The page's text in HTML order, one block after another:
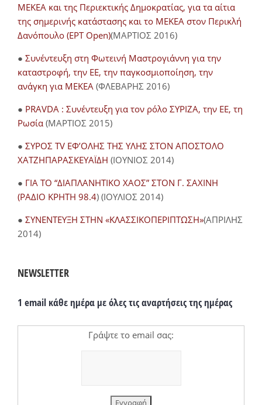
ΜΕΚΕΑ και της Περιεκτικής Δημοκρατίας, για τα αίτια
της σημερινής κατάστασης και το ΜΕΚΕΑ στον Περικλή
Δανόπουλο (ΕΡΤ Open)(ΜΑΡΤΙΟΣ 2016)
● Συνέντευξη στη Φωτεινή Μαστρογιάννη για την
καταστροφή, την ΕΕ, την παγκοσμιοποίηση, την
ανάγκη για ΜΕΚΕΑ (ΦΛΕΒΑΡΗΣ 2016)
● PRAVDA : Συνέντευξη για τον ρόλο ΣΥΡΙΖΑ, την ΕΕ, τη
Ρωσία (ΜΑΡΤΙΟΣ 2015)
● ΣΥΡΟΣ TV ΕΦ’ΟΛΗΣ ΤΗΣ ΥΛΗΣ ΣΤΟΝ ΑΠΟΣΤΟΛΟ
ΧΑΤΖΗΠΑΡΑΣΚΕΥΑΪΔΗ (ΙΟΥΝΙΟΣ 2014)
● ΓΙΑ ΤΟ “ΔΙΑΠΛΑΝΗΤΙΚΟ ΧΑΟΣ” ΣΤΟΝ Γ. ΣΑΧΙΝΗ
(ΡΑΔΙΟ ΚΡΗΤΗ 98.4) (ΙΟΥΛΙΟΣ 2014)
● ΣΥΝΕΝΤΕΥΞΗ ΣΤΗΝ «ΚΛΑΣΣΙΚΟΠΕΡΙΠΤΩΣΗ»(ΑΠΡΙΛΗΣ
2014)
NEWSLETTER
1 email κάθε ημέρα με όλες τις αναρτήσεις της ημέρας
Γράψτε το email σας: